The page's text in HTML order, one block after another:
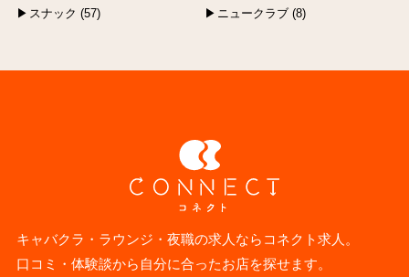
スナック (57)
ニュークラブ (8)
キャバクラ・ラウンジ・夜職の求人ならコネクト求人。
口コミ・体験談から自分に合ったお店を探せます。